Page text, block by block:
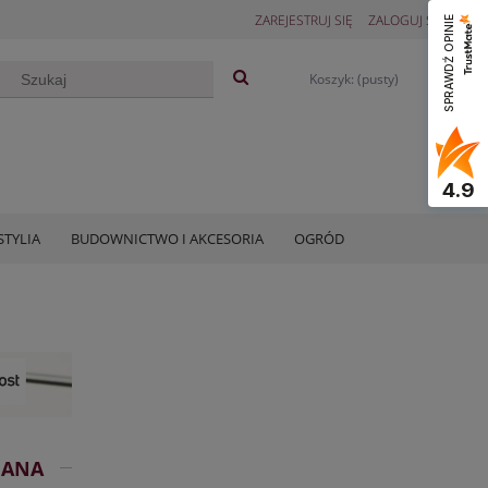
ZAREJESTRUJ SIĘ ZALOGUJ SIĘ
Koszyk: (pusty)
BUDOWNICTWO I AKCESORIA OGRÓD
SPRAWDŹ OPINIE
4.9